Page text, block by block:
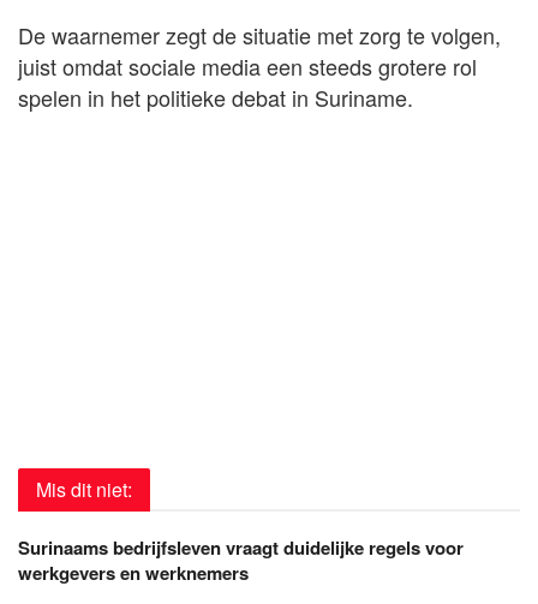
De waarnemer zegt de situatie met zorg te volgen,
juist omdat sociale media een steeds grotere rol
spelen in het politieke debat in Suriname.
Mis dit niet:
Surinaams bedrijfsleven vraagt duidelijke regels voor
werkgevers en werknemers